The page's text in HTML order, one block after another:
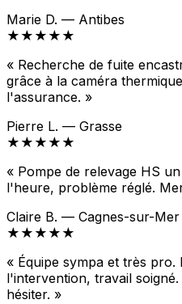
Marie D. — Antibes
★★★★★
« Recherche de fuite
grâce à la caméra
l'assurance. »
Pierre L. — Grasse
★★★★★
« Pompe de relevage HS
l'heure, problème réglé.
Claire B. — Cagnes-sur-Mer
★★★★★
« Équipe sympa et très pro.
l'intervention, travail
hésiter. »